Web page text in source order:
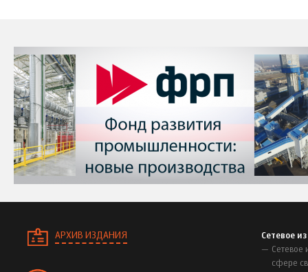
АРХИВ ИЗДАНИЯ
Сетевое
Сетевое
сфере